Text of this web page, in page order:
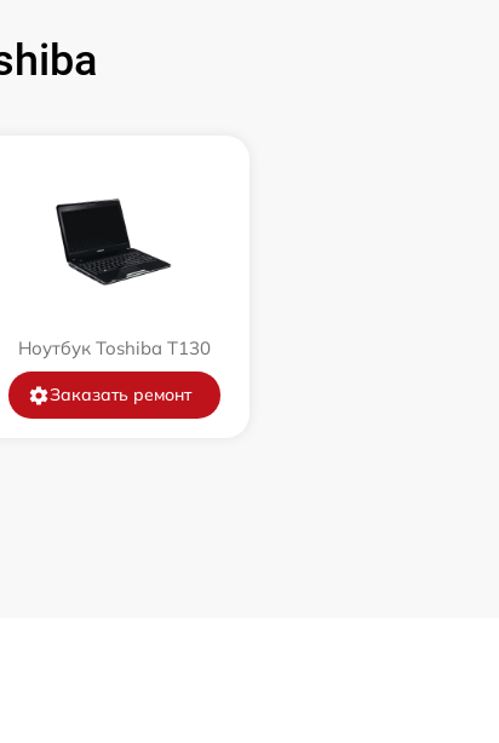
Ноутбук Toshiba T130
Заказать ремонт